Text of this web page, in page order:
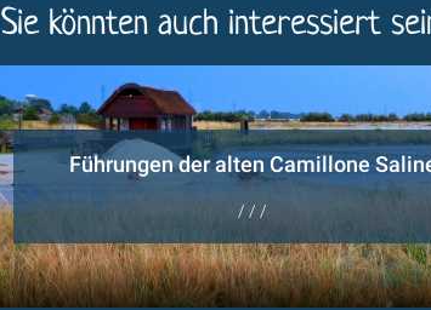
Sie könnten auch interessiert
Führungen der alten Camillone
/ / /